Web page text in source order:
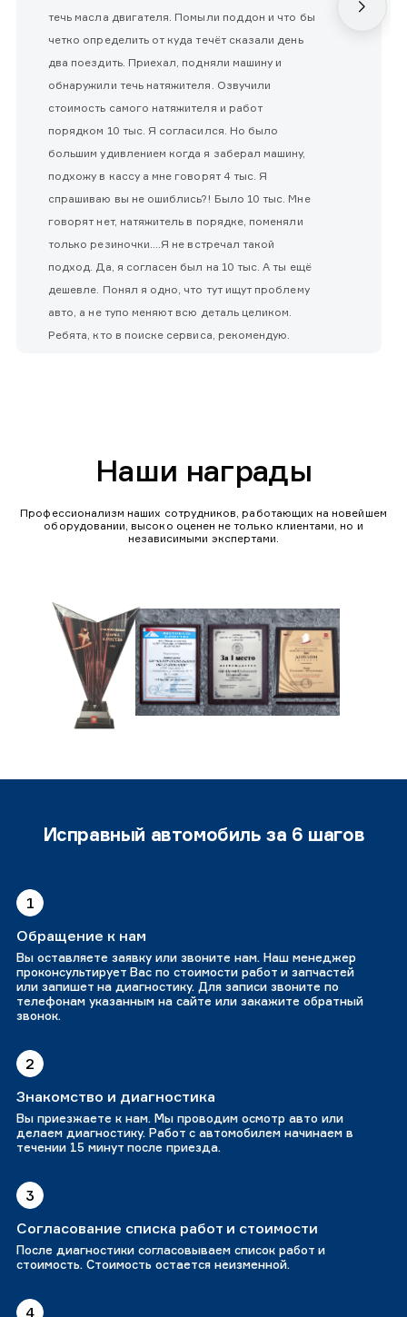
течь масла двигателя. Помыли поддон и что бы
четко определить от куда течёт сказали день
два поездить. Приехал, подняли машину и
обнаружили течь натяжителя. Озвучили
стоимость самого натяжителя и работ
порядком 10 тыс. Я согласился. Но было
большим удивлением когда я заберал машину,
подхожу в кассу а мне говорят 4 тыс. Я
спрашиваю вы не ошиблись?! Было 10 тыс. Мне
говорят нет, натяжитель в порядке, поменяли
только резиночки....Я не встречал такой
подход. Да, я согласен был на 10 тыс. А ты ещё
дешевле. Понял я одно, что тут ищут проблему
авто, а не тупо меняют всю деталь целиком.
Ребята, кто в поиске сервиса, рекомендую.
Наши награды
Профессионализм наших сотрудников, работающих на новейшем
оборудовании, высоко оценен не только клиентами, но и
независимыми экспертами.
Исправный автомобиль за 6 шагов
1
Обращение к нам
Вы оставляете заявку или звоните нам. Наш менеджер
проконсультирует Вас по стоимости работ и запчастей
или запишет на диагностику. Для записи звоните по
телефонам указанным на сайте или закажите обратный
звонок.
2
Знакомство и диагностика
Вы приезжаете к нам. Мы проводим осмотр авто или
делаем диагностику. Работ с автомобилем начинаем в
течении 15 минут после приезда.
3
Согласование списка работ и стоимости
После диагностики согласовываем список работ и
стоимость. Стоимость остается неизменной.
4